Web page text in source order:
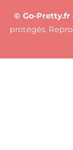
© Go-Pretty.fr
protégés.